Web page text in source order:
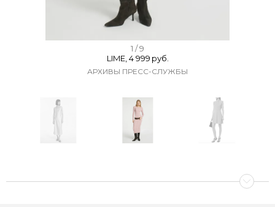
1 / 9
LIME, 4 999 руб.
АРХИВЫ ПРЕСС-СЛУЖБЫ
e